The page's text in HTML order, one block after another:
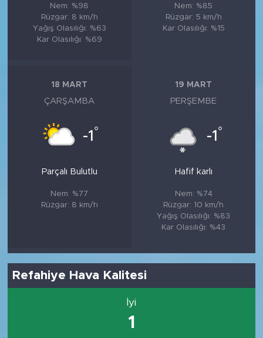
Nem: %98
Rüzgar: 8 km/h
Yağış Olasılığı: %63
Kar Olasılığı: %69
Nem: %85
Rüzgar: 5 km/h
Kar Olasılığı: %15
18 MART
ÇARŞAMBA
-1 °
Parçalı Bulutlu
Nem: %77
Rüzgar: 8 km/h
19 MART
PERŞEMBE
-1 °
Hafif karlı
Nem: %74
Rüzgar: 10 km/h
Yağış Olasılığı: %83
Kar Olasılığı: %43
Refahiye Hava Kalitesi
İyi
1